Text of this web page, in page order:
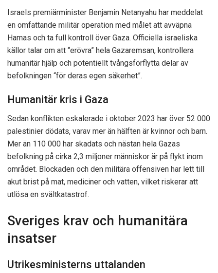
Israels premiärminister Benjamin Netanyahu har meddelat
en omfattande militär operation med målet att avväpna
Hamas och ta full kontroll över Gaza. Officiella israeliska
källor talar om att “erövra” hela Gazaremsan, kontrollera
humanitär hjälp och potentiellt tvångsförflytta delar av
befolkningen “för deras egen säkerhet”.
Humanitär kris i Gaza
Sedan konflikten eskalerade i oktober 2023 har över 52 000
palestinier dödats, varav mer än hälften är kvinnor och barn.
Mer än 110 000 har skadats och nästan hela Gazas
befolkning på cirka 2,3 miljoner människor är på flykt inom
området. Blockaden och den militära offensiven har lett till
akut brist på mat, mediciner och vatten, vilket riskerar att
utlösa en svältkatastrof.
Sveriges krav och humanitära
insatser
Utrikesministerns uttalanden